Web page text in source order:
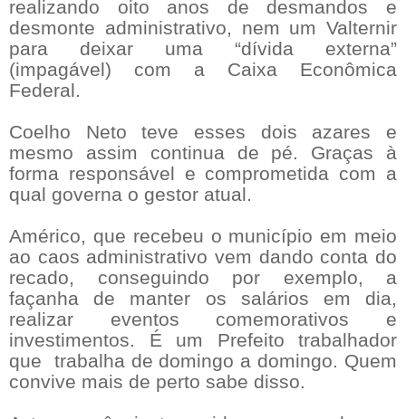
realizando oito anos de desmandos e
desmonte administrativo, nem um Valternir
para deixar uma “dívida externa”
(impagável) com a Caixa Econômica
Federal.
Coelho Neto teve esses dois azares e
mesmo assim continua de pé. Graças à
forma responsável e comprometida com a
qual governa o gestor atual.
Américo, que recebeu o município em meio
ao caos administrativo vem dando conta do
recado, conseguindo por exemplo, a
façanha de manter os salários em dia,
realizar eventos comemorativos e
investimentos. É um Prefeito trabalhador
que trabalha de domingo a domingo. Quem
convive mais de perto sabe disso.